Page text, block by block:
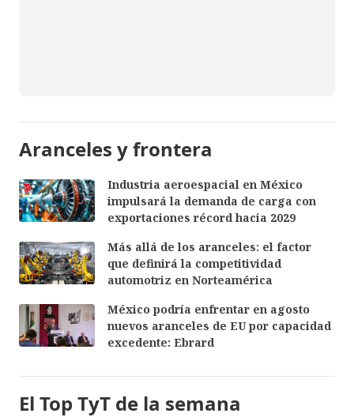
Aranceles y frontera
Industria aeroespacial en México
impulsará la demanda de carga con
exportaciones récord hacia 2029
Más allá de los aranceles: el factor
que definirá la competitividad
automotriz en Norteamérica
México podría enfrentar en agosto
nuevos aranceles de EU por capacidad
excedente: Ebrard
El Top TyT de la semana